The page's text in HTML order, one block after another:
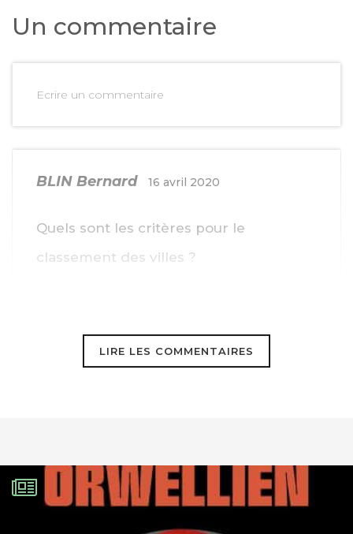
Un commentaire
Ecrire un commentaire
BLIN Bernard 16 avril 2020
Quels sont les critères pour le
classement des villes ?
LIRE LES COMMENTAIRES